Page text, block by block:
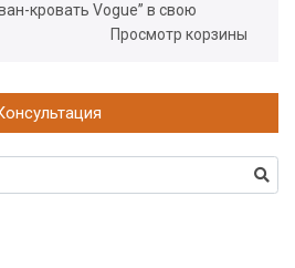
кровать Vogue” в свою
Просмотр корзины